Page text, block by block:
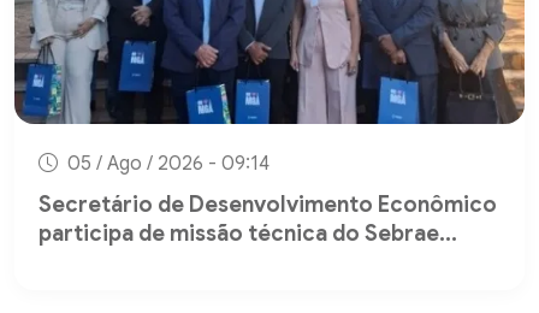
05 / Ago / 2026 - 09:14
Secretário de Desenvolvimento Econômico
participa de missão técnica do Sebrae...